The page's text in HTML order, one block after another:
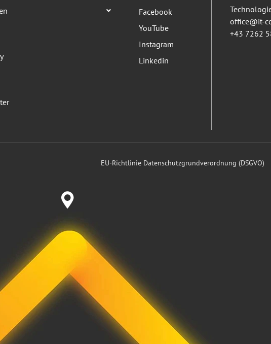
Facebook
YouTube
Instagram
Linkedin
office@it-
+43 7262
EU-Richtlinie Datenschutzgrundverordnung (DSGVO)